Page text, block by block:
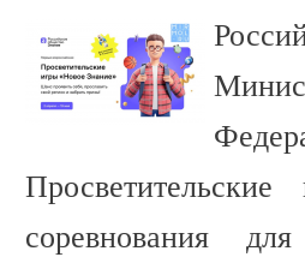
соревнования